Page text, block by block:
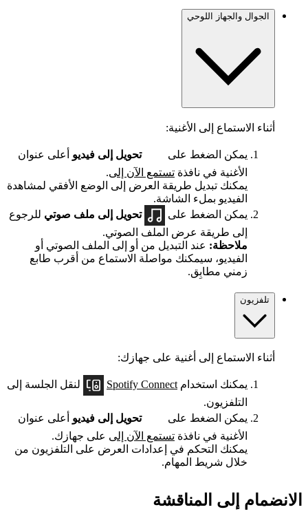
الجوال والجهاز اللوحي
أثناء الاستماع إلى الأغنية:
يمكن الضغط على تحويل إلى فيديو أعلى عنوان
الأغنية في نافذة تستمع الآن إلى.
يمكنك تبديل طريقة العرض إلى الوضع الأفقي لمشاهدة
الفيديو بملء الشاشة.
يمكن الضغط على
تحويل إلى ملف صوتي للرجوع
إلى طريقة عرض الملف الصوتي.
ملاحظة: عند التبديل من أو إلى الملف الصوتي أو
الفيديو، سيمكنك مواصلة الاستماع من أقرب طابع
زمني مطابِق.
تلفزيون
أثناء الاستماع إلى أغنية على جهازك:
يمكنك استخدام Spotify Connect
لنقل الجلسة إلى
التلفزيون.
يمكن الضغط على
تحويل إلى فيديو أعلى عنوان
الأغنية في نافذة تستمع الآن إلى على جهازك.
يمكنك التحكم في إعدادات العرض على التلفزيون من
خلال شريط المهام.
الانضمام إلى المناقشة